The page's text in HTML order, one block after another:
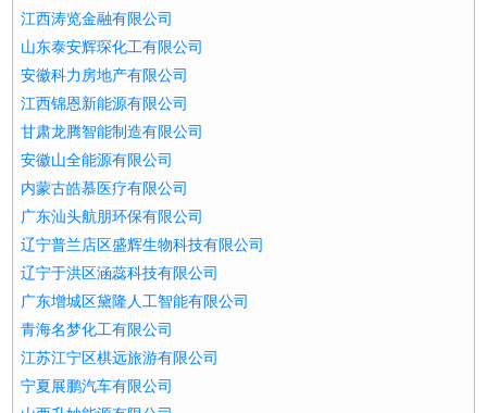
江西涛览金融有限公司
山东泰安辉琛化工有限公司
安徽科力房地产有限公司
江西锦恩新能源有限公司
甘肃龙腾智能制造有限公司
安徽山全能源有限公司
内蒙古皓慕医疗有限公司
广东汕头航朋环保有限公司
辽宁普兰店区盛辉生物科技有限公司
辽宁于洪区涵蕊科技有限公司
广东增城区黛隆人工智能有限公司
青海名梦化工有限公司
江苏江宁区棋远旅游有限公司
宁夏展鹏汽车有限公司